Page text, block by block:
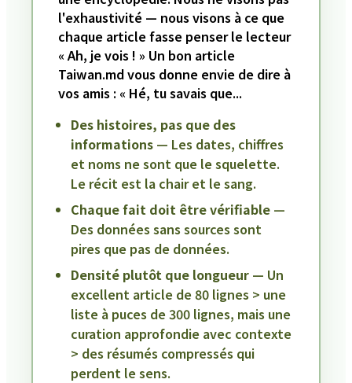
l'exhaustivité — nous visons à ce que
chaque article fasse penser le lecteur
« Ah, je vois ! » Un bon article
Taiwan.md vous donne envie de dire à
vos amis : « Hé, tu savais que...
Des histoires, pas que des
informations — Les dates, chiffres
et noms ne sont que le squelette.
Le récit est la chair et le sang.
Chaque fait doit être vérifiable —
Des données sans sources sont
pires que pas de données.
Densité plutôt que longueur — Un
excellent article de 80 lignes > une
liste à puces de 300 lignes, mais une
curation approfondie avec contexte
> des résumés compressés qui
perdent le sens.